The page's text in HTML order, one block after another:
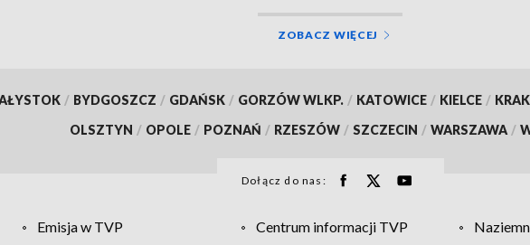
ZOBACZ WIĘCEJ
/ BYDGOSZCZ / GDAŃSK / GORZÓW WLKP. / KATOWICE / KIELCE /
OLSZTYN / OPOLE / POZNAŃ / RZESZÓW / SZCZECIN / WARSZAWA /
Dołącz do nas:
Emisja w TVP Centrum informacji TVP